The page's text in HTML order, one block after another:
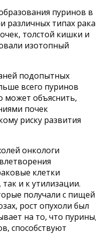
пуринов в
различных типах рака
толстой кишки и
изотопный
подопытных
всего пуринов
может объяснить,
почек
риску развития
онкологи
клетки
и к утилизации.
получали с пищей
рост опухоли был
на то, что
способствуют